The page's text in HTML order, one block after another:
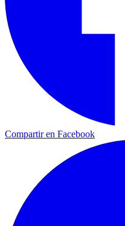
Compartir en Facebook